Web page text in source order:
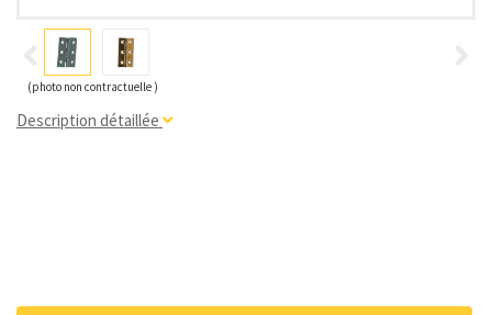
Description détaillée
(photo non contractuelle )